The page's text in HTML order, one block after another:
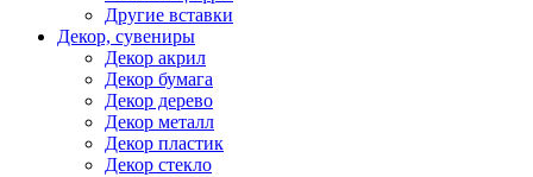
Другие вставки
Декор, сувениры
Декор акрил
Декор бумага
Декор дерево
Декор металл
Декор пластик
Декор стекло